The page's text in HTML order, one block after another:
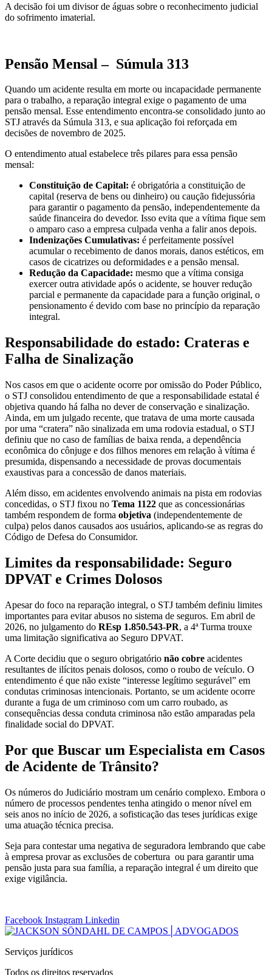
A decisão foi um divisor de águas sobre o reconhecimento judicial
do sofrimento imaterial.
Pensão Mensal – Súmula 313
Quando um acidente resulta em morte ou incapacidade permanente
para o trabalho, a reparação integral exige o pagamento de uma
pensão mensal. Esse entendimento encontra-se consolidado junto ao
STJ através da Súmula 313, e sua aplicação foi reforçada em
decisões de novembro de 2025.
O entendimento atual estabelece três pilares para essa pensão
mensal:
Constituição de Capital: é obrigatória a constituição de
capital (reserva de bens ou dinheiro) ou caução fidejussória
para garantir o pagamento da pensão, independentemente da
saúde financeira do devedor. Isso evita que a vítima fique sem
o amparo caso a empresa culpada venha a falir anos depois.
Indenizações Cumulativas: é perfeitamente possível
acumular o recebimento de danos morais, danos estéticos, em
casos de cicatrizes ou deformidades e a pensão mensal.
Redução da Capacidade: mesmo que a vítima consiga
exercer outra atividade após o acidente, se houver redução
parcial e permanente da capacidade para a função original, o
pensionamento é devido com base no princípio da reparação
integral.
Responsabilidade do estado: Crateras e
Falha de Sinalização
Nos casos em que o acidente ocorre por omissão do Poder Público,
o STJ consolidou entendimento de que a responsabilidade estatal é
objetiva quando há falha no dever de conservação e sinalização.
Ainda, em um julgado recente, que tratava de uma morte causada
por uma “cratera” não sinalizada em uma rodovia estadual, o STJ
definiu que no caso de famílias de baixa renda, a dependência
econômica do cônjuge e dos filhos menores em relação à vítima é
presumida, dispensando a necessidade de provas documentais
exaustivas para a concessão de danos materiais.
Além disso, em acidentes envolvendo animais na pista em rodovias
concedidas, o STJ fixou no Tema 1122 que as concessionárias
também respondem de forma objetiva (independentemente de
culpa) pelos danos causados aos usuários, aplicando-se as regras do
Código de Defesa do Consumidor.
Limites da responsabilidade: Seguro
DPVAT e Crimes Dolosos
Apesar do foco na reparação integral, o STJ também definiu limites
importantes para evitar abusos no sistema de seguros. Em abril de
2026, no julgamento do REsp 1.850.543-PR, a 4ª Turma trouxe
uma limitação significativa ao Seguro DPVAT.
A Corte decidiu que o seguro obrigatório não cobre acidentes
resultantes de ilícitos penais dolosos, como o roubo de veículo. O
entendimento é que não existe “interesse legítimo segurável” em
condutas criminosas intencionais. Portanto, se um acidente ocorre
durante a fuga de um criminoso com um carro roubado, as
consequências dessa conduta criminosa não estão amparadas pela
finalidade social do DPVAT.
Por que Buscar um Especialista em Casos
de Acidente de Trânsito?
Os números do Judiciário mostram um cenário complexo. Embora o
número de processos pendentes tenha atingido o menor nível em
seis anos no início de 2026, a sofisticação das teses jurídicas exige
uma atuação técnica precisa.
Seja para contestar uma negativa de seguradora lembrando que cabe
à empresa provar as exclusões de cobertura ou para garantir uma
pensão justa para sua família, a reparação integral é um direito que
exige vigilância.
Facebook Instagram Linkedin
Serviços jurídicos
Todos os direitos reservados